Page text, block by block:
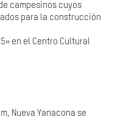
campesinos cuyos
para la construcción
en el Centro Cultural
Nueva Yanacona se